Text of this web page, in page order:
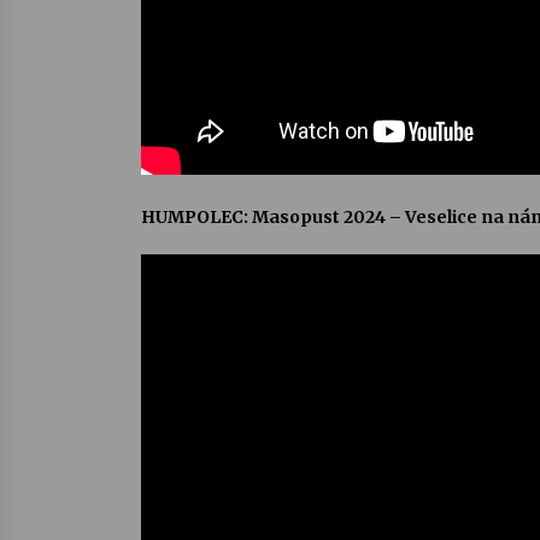
HUMPOLEC: Masopust 2024 – Veselice na